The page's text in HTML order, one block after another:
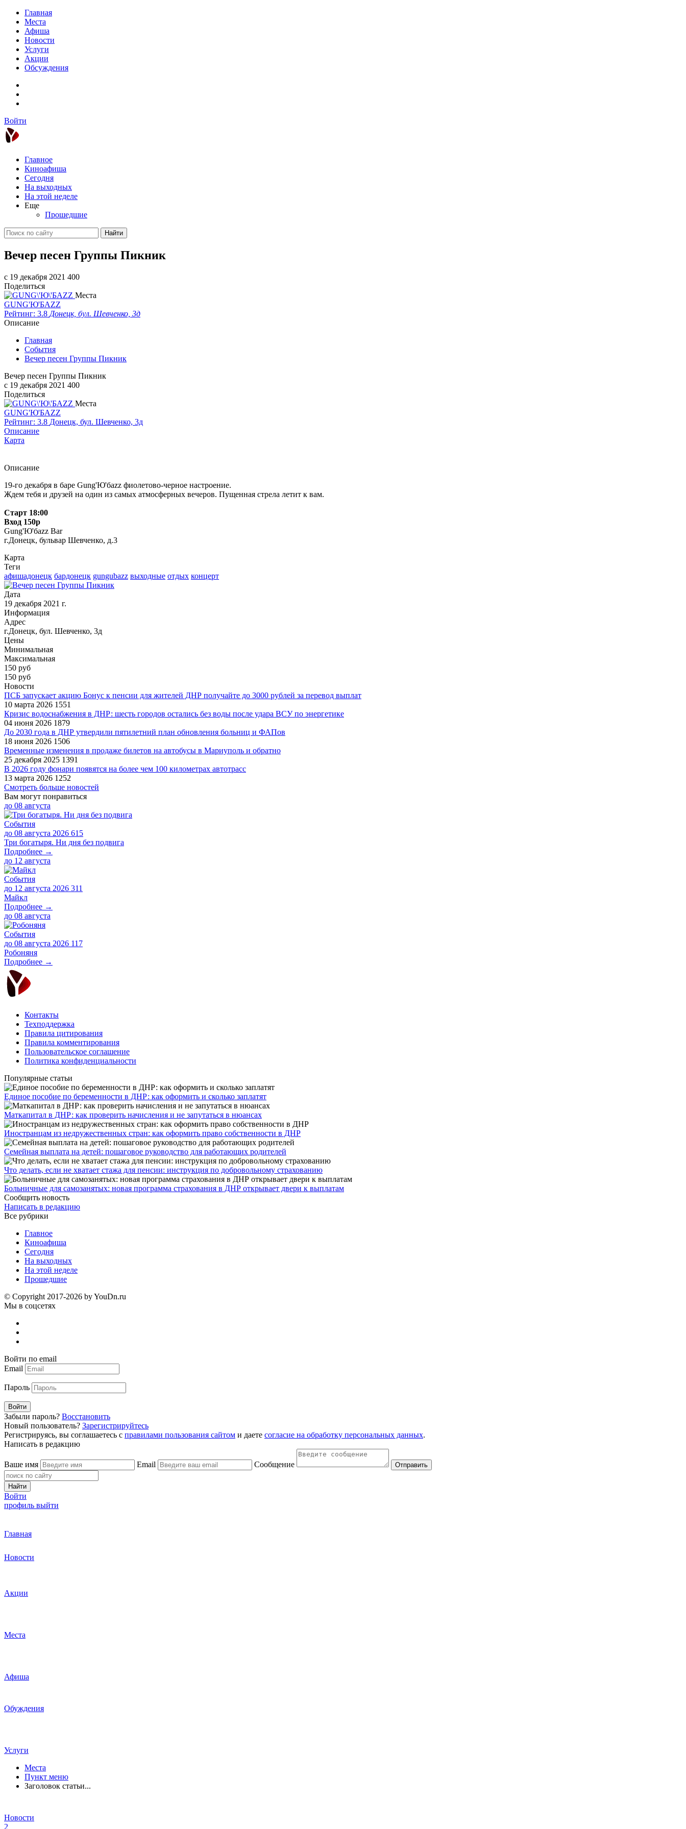
Главная
Места
Афиша
Новости
Услуги
Акции
Обсуждения
Войти
Главное
Киноафиша
Сегодня
На выходных
На этой неделе
Еще
Прошедшие
Найти
​Вечер песен Группы Пикник
c 19 декабря 2021 400
Поделиться
Места
GUNG'Ю'БAZZ
Рейтинг: 3.8 Донецк, бул. Шевченко, 3д
Описание
Главная
События
​Вечер песен Группы Пикник
​Вечер песен Группы Пикник
c 19 декабря 2021 400
Поделиться
Места
GUNG'Ю'БAZZ
Рейтинг: 3.8 Донецк, бул. Шевченко, 3д
Описание
Карта
Описание
19-го декабря в баре Gung'Ю'бazz фиолетово-черное настроение.
Ждем тебя и друзей на один из самых атмосферных вечеров. Пущенная стрела летит к вам.
Старт 18:00
Вход 150р
Gung'Ю'бazz Bar
г.Донецк, бульвар Шевченко, д.3
Карта
Теги
афишадонецк бардонецк gungubazz выходные отдых концерт
Дата
19 декабря 2021 г.
Информация
Адрес
г.Донецк, бул. Шевченко, 3д
Цены
Минимальная
Максимальная
150 руб
150 руб
Новости
ПСБ запускает акцию Бонус к пенсии для жителей ДНР получайте до 3000 рублей за перевод выплат
10 марта 2026 1551
Кризис водоснабжения в ДНР: шесть городов остались без воды после удара ВСУ по энергетике
04 июня 2026 1879
До 2030 года в ДНР утвердили пятилетний план обновления больниц и ФАПов
18 июня 2026 1506
Временные изменения в продаже билетов на автобусы в Мариуполь и обратно
25 декабря 2025 1391
В 2026 году фонари появятся на более чем 100 километрах автотрасс
13 марта 2026 1252
Смотреть больше новостей
Вам могут понравиться
до 08 августа
События
до 08 августа 2026 615
Три богатыря. Ни дня без подвига
Подробнее →
до 12 августа
События
до 12 августа 2026 311
Майкл
Подробнее →
до 08 августа
События
до 08 августа 2026 117
Робоняня
Подробнее →
Контакты
Техподдержка
Правила цитирования
Правила комментирования
Пользовательское соглашение
Политика конфиденциальности
Популярные статьи
Единое пособие по беременности в ДНР: как оформить и сколько заплатят
​Маткапитал в ДНР: как проверить начисления и не запутаться в нюансах
Иностранцам из недружественных стран: как оформить право собственности в ДНР
Семейная выплата на детей: пошаговое руководство для работающих родителей
Что делать, если не хватает стажа для пенсии: инструкция по добровольному страхованию
Больничные для самозанятых: новая программа страхования в ДНР открывает двери к выплатам
Сообщить новость
Написать в редакцию
Все рубрики
Главное
Киноафиша
Сегодня
На выходных
На этой неделе
Прошедшие
© Copyright 2017-2026 by YouDn.ru
Мы в соцсетях
Войти по email
Email
Пароль
Войти
Забыли пароль? Восстановить
Новый пользователь? Зарегистрируйтесь
Регистрируясь, вы соглашаетесь с правилами пользования сайтом и даете согласие на обработку персональных данных.
Написать в редакцию
Ваше имя Email Сообщение Отправить
Найти
Войти
профиль выйти
Главная
Новости
Акции
Места
Афиша
Обуждения
Услуги
Места
Пункт меню
Заголовок статьи...
Новости
2